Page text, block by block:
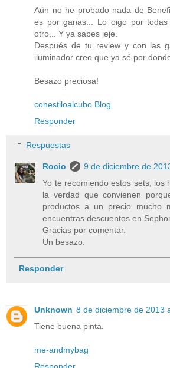
Aún no he probado nada de
es por ganas... Lo oigo por
otro... Y ya sabes jeje.
Después de tu review y con las
iluminador creo que ya sé por
Besazo preciosa!
conestiloalcubo Blog
Responder
Respuestas
Rocio
9 de diciembre de
Yo te recomiendo estos sets, los
la verdad que convienen
productos a un precio mucho
encuentras descuentos en
Gracias por comentar.
Un besazo.
Responder
Unknown 8 de diciembre de 2013
Tiene buena pinta.
me-andmybag